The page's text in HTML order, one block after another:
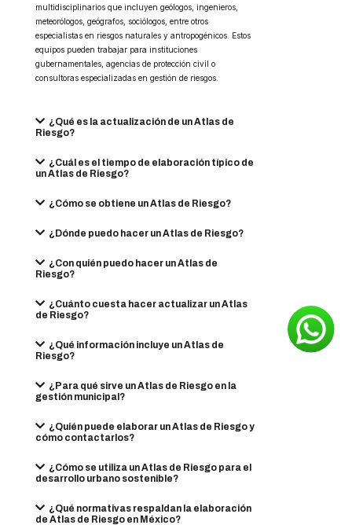
multidisciplinarios que incluyen geólogos, ingenieros,
meteorólogos, geógrafos, sociólogos, entre otros
especialistas en riesgos naturales y antropogénicos. Estos
equipos pueden trabajar para instituciones
gubernamentales, agencias de protección civil o
consultoras especializadas en gestión de riesgos.
¿Qué es la actualización de un Atlas de
Riesgo?
¿Cuál es el tiempo de elaboración típico de
un Atlas de Riesgo?
¿Cómo se obtiene un Atlas de Riesgo?
¿Dónde puedo hacer un Atlas de Riesgo?
¿Con quién puedo hacer un Atlas de
Riesgo?
¿Cuánto cuesta hacer actualizar un Atlas
de Riesgo?
¿Qué información incluye un Atlas de
Riesgo?
¿Para qué sirve un Atlas de Riesgo en la
gestión municipal?
¿Quién puede elaborar un Atlas de Riesgo y
cómo contactarlos?
¿Cómo se utiliza un Atlas de Riesgo para el
desarrollo urbano sostenible?
¿Qué normativas respaldan la elaboración
de Atlas de Riesgo en México?